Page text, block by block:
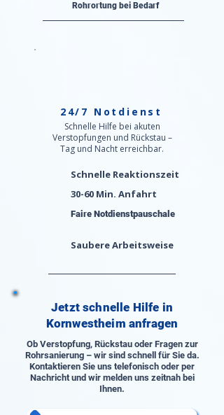
Rohrortung bei Bedarf
24/7 Notdienst
Schnelle Hilfe bei akuten
Verstopfungen und Rückstau –
Tag und Nacht erreichbar.
Schnelle Reaktionszeit
30-60 Min. Anfahrt
Faire Notdienstpauschale
Saubere Arbeitsweise
Jetzt schnelle Hilfe in
Kornwestheim anfragen
Ob Verstopfung, Rückstau oder Fragen zur
Rohrsanierung – wir sind schnell für Sie da.
Kontaktieren Sie uns telefonisch oder per
Nachricht und wir melden uns zeitnah bei
Ihnen.